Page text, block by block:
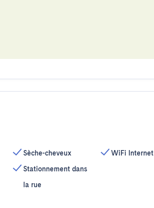
Sèche-cheveux
Stationnement dans
la rue
WiFi Internet